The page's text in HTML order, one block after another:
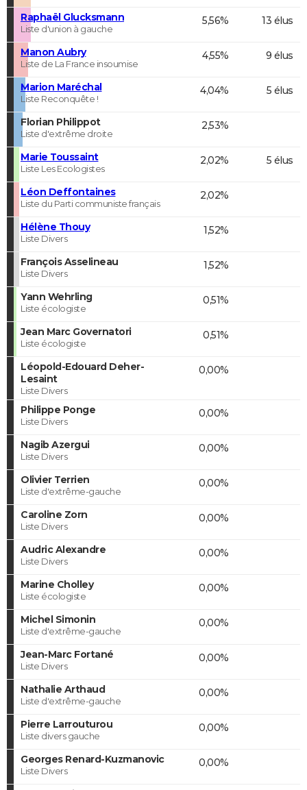
Raphaël Glucksmann
Liste d'union à gauche
5,56% 13 élus
Manon Aubry
Liste de La France insoumise
4,55% 9 élus
Marion Maréchal
Liste Reconquête !
4,04% 5 élus
Florian Philippot
Liste d'extrême droite
2,53%
Marie Toussaint
Liste Les Ecologistes
2,02% 5 élus
Léon Deffontaines
Liste du Parti communiste français
2,02%
Hélène Thouy
Liste Divers
1,52%
François Asselineau
Liste Divers
1,52%
Yann Wehrling
Liste écologiste
0,51%
Jean Marc Governatori
Liste écologiste
0,51%
Léopold-Edouard Deher-
Lesaint
Liste Divers
0,00%
Philippe Ponge
Liste Divers
0,00%
Nagib Azergui
Liste Divers
0,00%
Olivier Terrien
Liste d'extrême-gauche
0,00%
Caroline Zorn
Liste Divers
0,00%
Audric Alexandre
Liste Divers
0,00%
Marine Cholley
Liste écologiste
0,00%
Michel Simonin
Liste d'extrême-gauche
0,00%
Jean-Marc Fortané
Liste Divers
0,00%
Nathalie Arthaud
Liste d'extrême-gauche
0,00%
Pierre Larrouturou
Liste divers gauche
0,00%
Georges Renard-Kuzmanovic
Liste Divers
0,00%